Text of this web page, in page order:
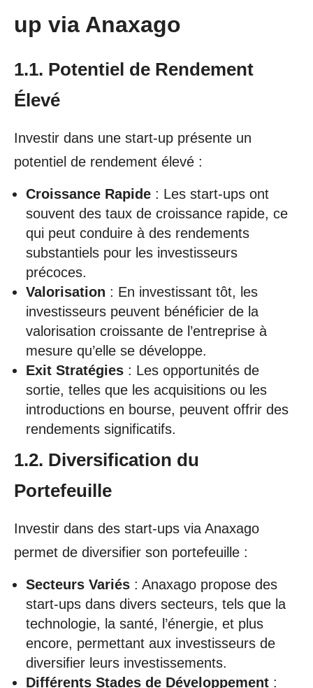
up via Anaxago
1.1. Potentiel de Rendement
Élevé
Investir dans une start-up présente un
potentiel de rendement élevé :
Croissance Rapide : Les start-ups ont
souvent des taux de croissance rapide, ce
qui peut conduire à des rendements
substantiels pour les investisseurs
précoces.
Valorisation : En investissant tôt, les
investisseurs peuvent bénéficier de la
valorisation croissante de l’entreprise à
mesure qu’elle se développe.
Exit Stratégies : Les opportunités de
sortie, telles que les acquisitions ou les
introductions en bourse, peuvent offrir des
rendements significatifs.
1.2. Diversification du
Portefeuille
Investir dans des start-ups via Anaxago
permet de diversifier son portefeuille :
Secteurs Variés : Anaxago propose des
start-ups dans divers secteurs, tels que la
technologie, la santé, l’énergie, et plus
encore, permettant aux investisseurs de
diversifier leurs investissements.
Différents Stades de Développement :